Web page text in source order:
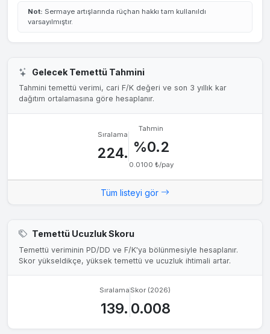
Not: Sermaye artışlarında rüçhan hakkı tam kullanıldı
varsayılmıştır.
Gelecek Temettü Tahmini
Tahmini temettü verimi, cari F/K değeri ve son 3 yıllık kar
dağıtım ortalamasına göre hesaplanır.
Sıralama
224.
Tahmin
%0.2
0.0100 ₺/pay
Tüm listeyi gör
Temettü Ucuzluk Skoru
Temettü veriminin PD/DD ve F/K'ya bölünmesiyle hesaplanır.
Skor yükseldikçe, yüksek temettü ve ucuzluk ihtimali artar.
Sıralama
139.
Skor (2026)
0.008